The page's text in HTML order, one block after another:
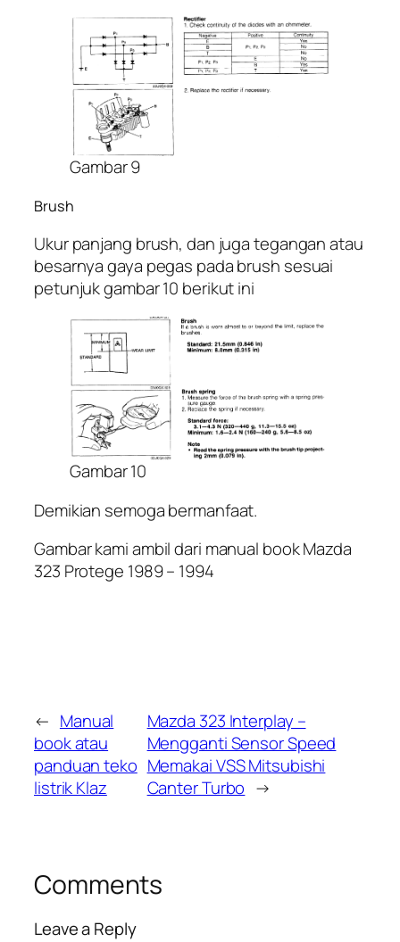
Gambar 9
Brush
Ukur panjang brush, dan juga tegangan atau
besarnya gaya pegas pada brush sesuai
petunjuk gambar 10 berikut ini
Gambar 10
Demikian semoga bermanfaat.
Gambar kami ambil dari manual book Mazda
323 Protege 1989 – 1994
← Manual
book atau
panduan teko
listrik Klaz
Mazda 323 Interplay –
Mengganti Sensor Speed
Memakai VSS Mitsubishi
Canter Turbo →
Comments
Leave a Reply